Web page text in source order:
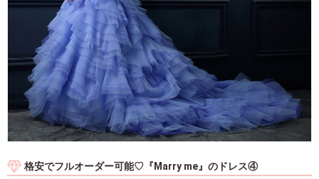
格安でフルオーダー可能♡『Marry me』のドレス④